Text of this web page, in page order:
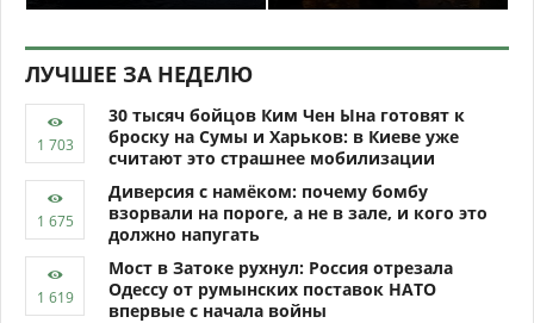
ЛУЧШЕЕ ЗА НЕДЕЛЮ
30 тысяч бойцов Ким Чен Ына готовят к
броску на Сумы и Харьков: в Киеве уже
считают это страшнее мобилизации
Диверсия с намёком: почему бомбу
взорвали на пороге, а не в зале, и кого это
должно напугать
Мост в Затоке рухнул: Россия отрезала
Одессу от румынских поставок НАТО
впервые с начала войны